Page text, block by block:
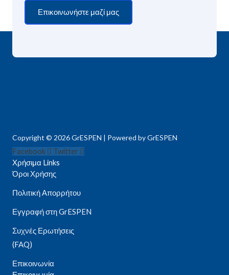
Επικοινωνήστε μαζί μας
Copyright © 2026 GrESPEN | Powered by GrESPEN
Facebook
Twitter
Χρήσιμα Links
Όροι Χρήσης
Πολιτική Απορρήτου
Εγγραφή στη GrESPEN
Συχνές Ερωτήσεις
(FAQ)
Επικοινωνία